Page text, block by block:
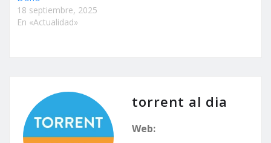
18 septiembre, 2025
En «Actualidad»
torrent al dia
Web: